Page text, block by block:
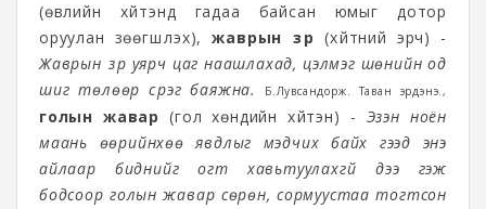
(өвлийн хүйтэнд гадаа байсан юмыг дотор
оруулан зөөгшүүлэх),жаврын үзүүр (хүйтний эрч) -
Жаврын үзүүр уярч цаг наашлахад, цэлмэг шөнийн од
шиг төлөөр сүрэг баяжна.
Б.Лувсандорж. Таван эрдэнэ.,
голын жавар (гол хөндийн хүйтэн) - Эзэн ноён
маань өөрийнхөө явдлыг мэдчих байх гээд энэ
айлаар биднийг огт хавьтуулахгүй дээ гэж
бодсоор голын жавар сөрөн, сормуустаа тогтсон